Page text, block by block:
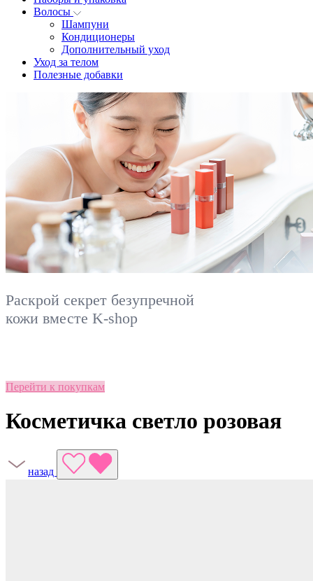
Волосы
Шампуни
Кондиционеры
Дополнительный уход
Уход за телом
Полезные добавки
Раскрой секрет безупречной
кожи вместе K-shop
Перейти к покупкам
Косметичка светло розовая
назад